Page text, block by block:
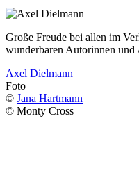
Große Freude bei allen im
wunderbaren Autorinnen
Axel Dielmann
Foto
© Jana Hartmann
© Monty Cross